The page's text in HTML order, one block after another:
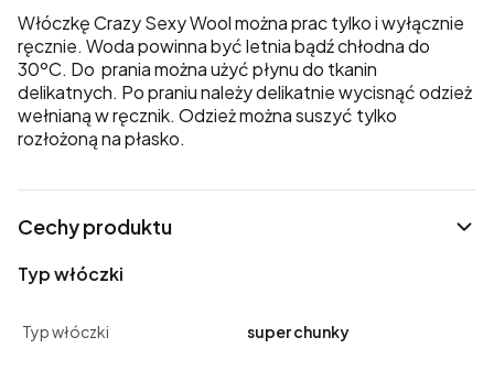
Włóczkę Crazy Sexy Wool można prac tylko i wyłącznie
ręcznie. Woda powinna być letnia bądź chłodna do
30ºC. Do prania można użyć płynu do tkanin
delikatnych. Po praniu należy delikatnie wycisnąć odzież
wełnianą w ręcznik. Odzież można suszyć tylko
rozłożoną na płasko.
Cechy produktu
Typ włóczki
Typ włóczki super chunky